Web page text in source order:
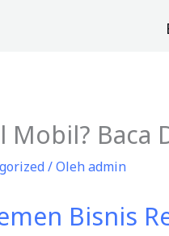
Mobil? Baca
/ Olehadmin
Bisnis